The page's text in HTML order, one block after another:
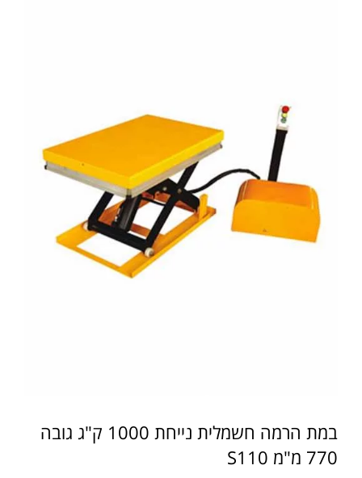
במת הרמה חשמלית נייחת 1000 ק"ג גובה
770 מ"מ S110